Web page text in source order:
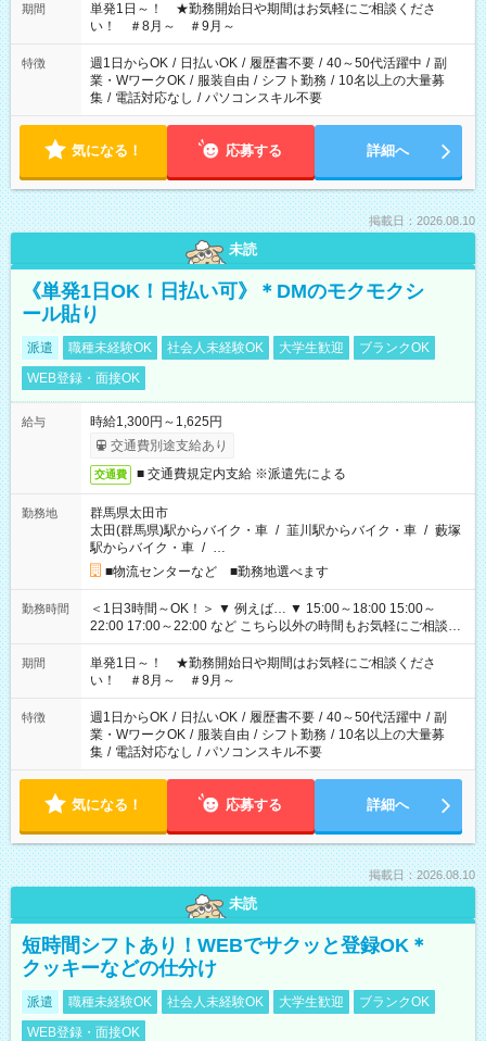
期間
単発1日～！ ★勤務開始日や期間はお気軽にご相談くださ
い！ ＃8月～ ＃9月～
特徴 週1日からOK / 日払いOK / 履歴書不要 / 40～50代活躍中 / 副
業・WワークOK / 服装自由 / シフト勤務 / 10名以上の大量募
集 / 電話対応なし / パソコンスキル不要
気になる！ 応募する 詳細へ
掲載日：2026.08.10
未読
《単発1日OK！日払い可》＊DMのモクモクシ
ール貼り
派遣 職種未経験OK 社会人未経験OK 大学生歓迎
ブランクOK
WEB登録・面接OK
給与
時給1,300円～1,625円
交通費別途支給あり
交通費 ■ 交通費規定内支給 ※派遣先による
勤務地
群馬県太田市
太田(群馬県)駅からバイク・車 / 韮川駅からバイク・車 / 藪塚
駅からバイク・車 / …
■物流センターなど ■勤務地選べます
勤務時間
＜1日3時間～OK！＞ ▼ 例えば… ▼ 15:00～18:00 15:00～
22:00 17:00～22:00 など こちら以外の時間もお気軽にご相談く
ださい！
期間
単発1日～！ ★勤務開始日や期間はお気軽にご相談くださ
い！ ＃8月～ ＃9月～
特徴 週1日からOK / 日払いOK / 履歴書不要 / 40～50代活躍中 / 副
業・WワークOK / 服装自由 / シフト勤務 / 10名以上の大量募
集 / 電話対応なし / パソコンスキル不要
気になる！ 応募する 詳細へ
掲載日：2026.08.10
未読
短時間シフトあり！WEBでサクッと登録OK＊
クッキーなどの仕分け
派遣 職種未経験OK 社会人未経験OK 大学生歓迎
ブランクOK
WEB登録・面接OK